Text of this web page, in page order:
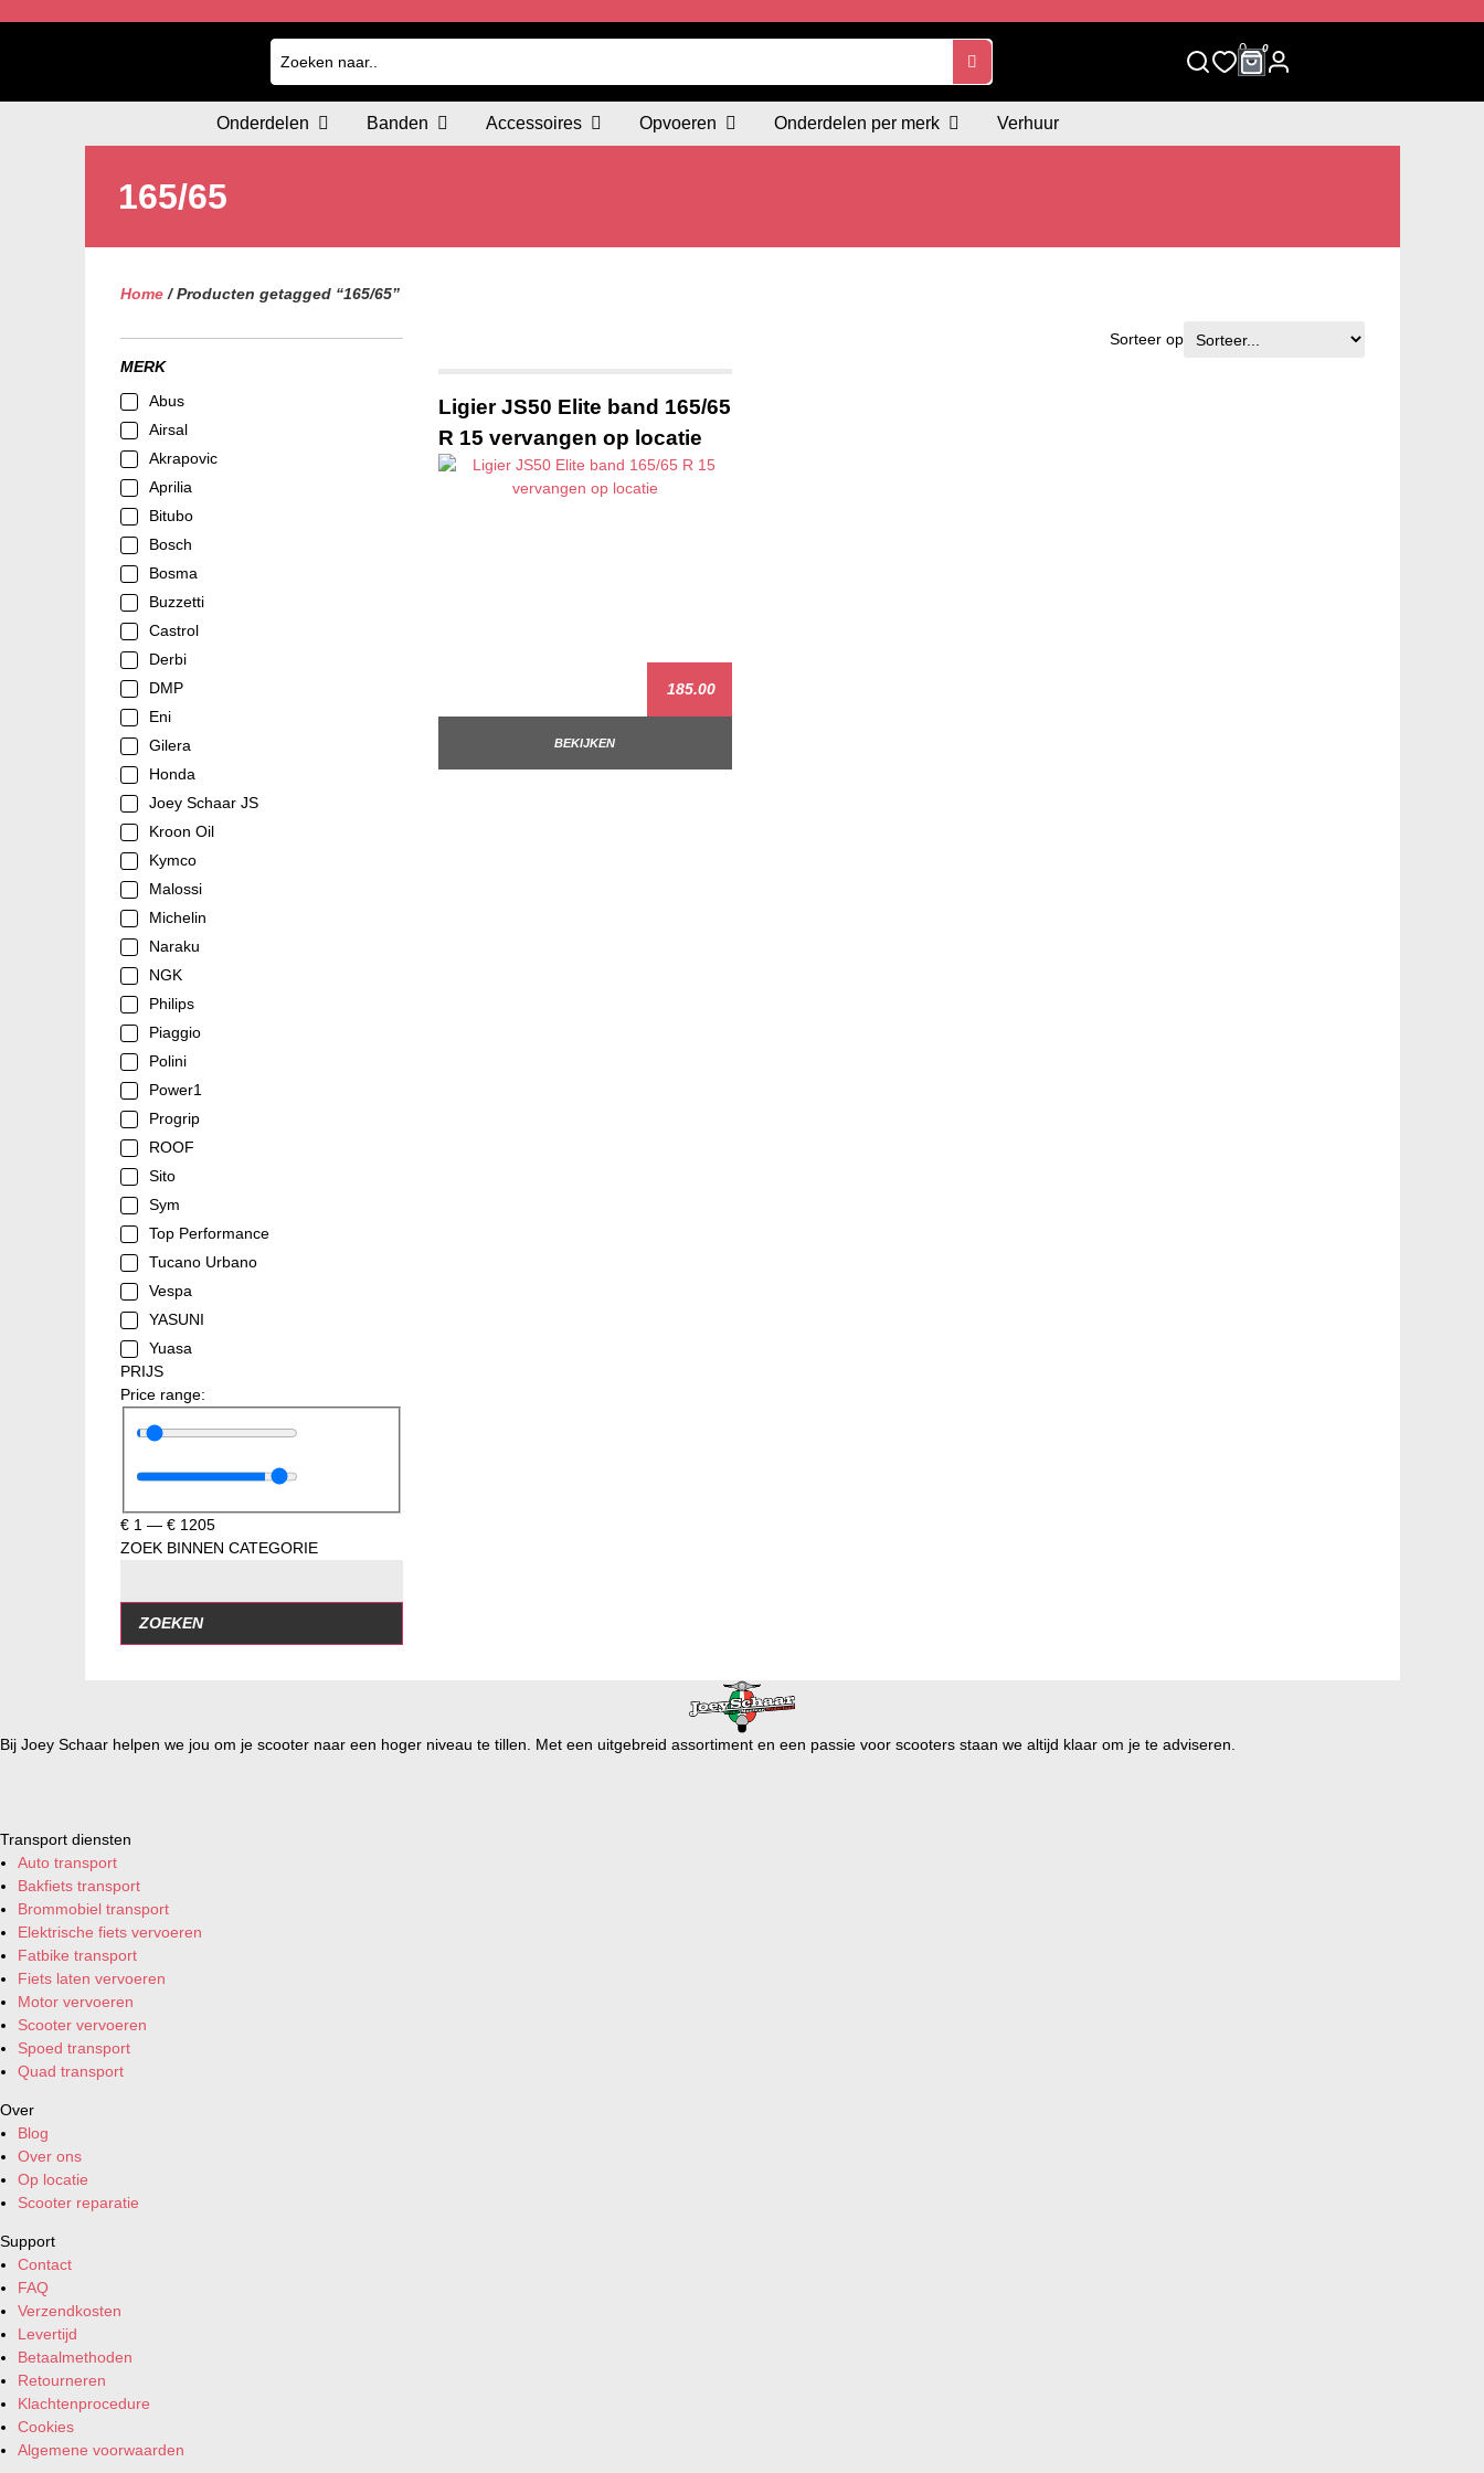
0 0
Onderdelen Banden Accessoires Opvoeren Onderdelen per merk Verhuur
165/65
Home/ Producten getagged “165/65”
MERK
Abus
Airsal
Akrapovic
Aprilia
Bitubo
Bosch
Bosma
Buzzetti
Castrol
Derbi
DMP
Eni
Gilera
Honda
Joey Schaar JS
Kroon Oil
Kymco
Malossi
Michelin
Naraku
NGK
Philips
Piaggio
Polini
Power1
Progrip
ROOF
Sito
Sym
Top Performance
Tucano Urbano
Vespa
YASUNI
Yuasa
PRIJS
Price range:
€ 1 — € 1205
ZOEK BINNEN CATEGORIE
ZOEKEN
Sorteer op
Ligier JS50 Elite band 165/65
R 15 vervangen op locatie
185.00
BEKIJKEN
Bij Joey Schaar helpen we jou om je scooter naar een hoger niveau te tillen. Met een uitgebreid assortiment en een passie voor scooters staan we altijd klaar om je te adviseren.
Transport diensten
Auto transport
Bakfiets transport
Brommobiel transport
Elektrische fiets vervoeren
Fatbike transport
Fiets laten vervoeren
Motor vervoeren
Scooter vervoeren
Spoed transport
Quad transport
Over
Blog
Over ons
Op locatie
Scooter reparatie
Support
Contact
FAQ
Verzendkosten
Levertijd
Betaalmethoden
Retourneren
Klachtenprocedure
Cookies
Algemene voorwaarden